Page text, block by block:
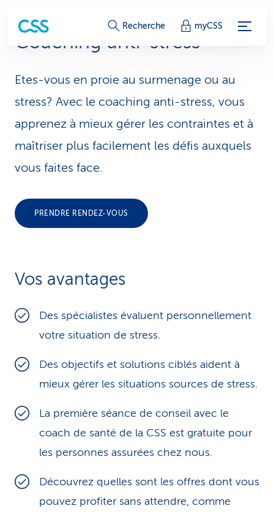
L
i
e
n
s
d
s
e
i
c
e
Recherche myCSS
Coaching anti-stress
Etes-vous en proie au surmenage ou au
stress? Avec le coaching anti-stress, vous
apprenez à mieux gérer les contraintes et à
maîtriser plus facilement les défis auxquels
vous faites face.
PRENDRE RENDEZ-VOUS
Vos avantages
Des spécialistes évaluent personnellement
votre situation de stress.
Des objectifs et solutions ciblés aident à
mieux gérer les situations sources de stress.
La première séance de conseil avec le
coach de santé de la CSS est gratuite pour
les personnes assurées chez nous.
Découvrez quelles sont les offres dont vous
pouvez profiter sans attendre, comme